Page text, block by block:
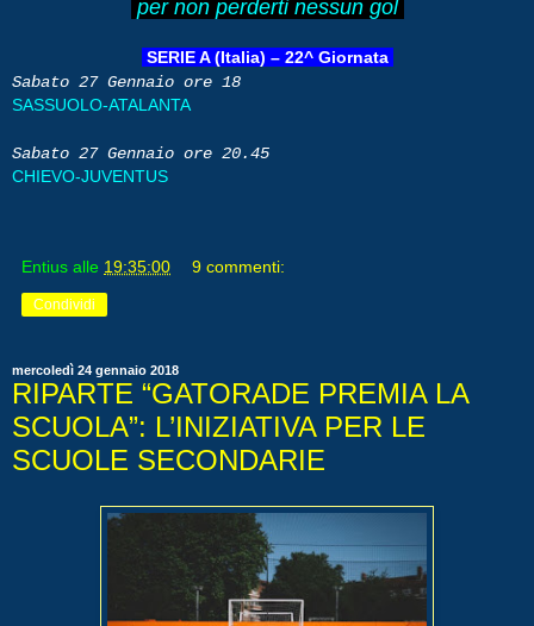
per non perderti nessun gol
SERIE A (Italia) – 22^ Giornata
Sabato 27 Gennaio ore 18
SASSUOLO-ATALANTA
Sabato 27 Gennaio ore 20.45
CHIEVO-JUVENTUS
Entius alle 19:35:00 9 commenti:
Condividi
mercoledì 24 gennaio 2018
RIPARTE “GATORADE PREMIA LA
SCUOLA”: L’INIZIATIVA PER LE
SCUOLE SECONDARIE